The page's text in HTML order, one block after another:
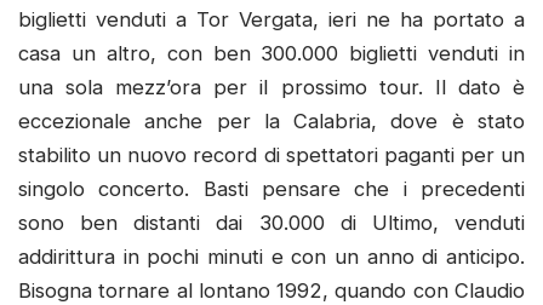
biglietti venduti a Tor Vergata, ieri ne ha portato a
casa un altro, con ben 300.000 biglietti venduti in
una sola mezz’ora per il prossimo tour. Il dato è
eccezionale anche per la Calabria, dove è stato
stabilito un nuovo record di spettatori paganti per un
singolo concerto. Basti pensare che i precedenti
sono ben distanti dai 30.000 di Ultimo, venduti
addirittura in pochi minuti e con un anno di anticipo.
Bisogna tornare al lontano 1992, quando con Claudio